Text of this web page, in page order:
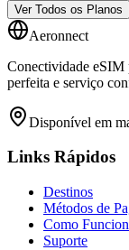
Ver Todos os Planos
Aeronnect
Conectividade eSIM
perfeita e serviço
Disponível em
Links Rápidos
Destinos
Métodos de
Como
Suporte